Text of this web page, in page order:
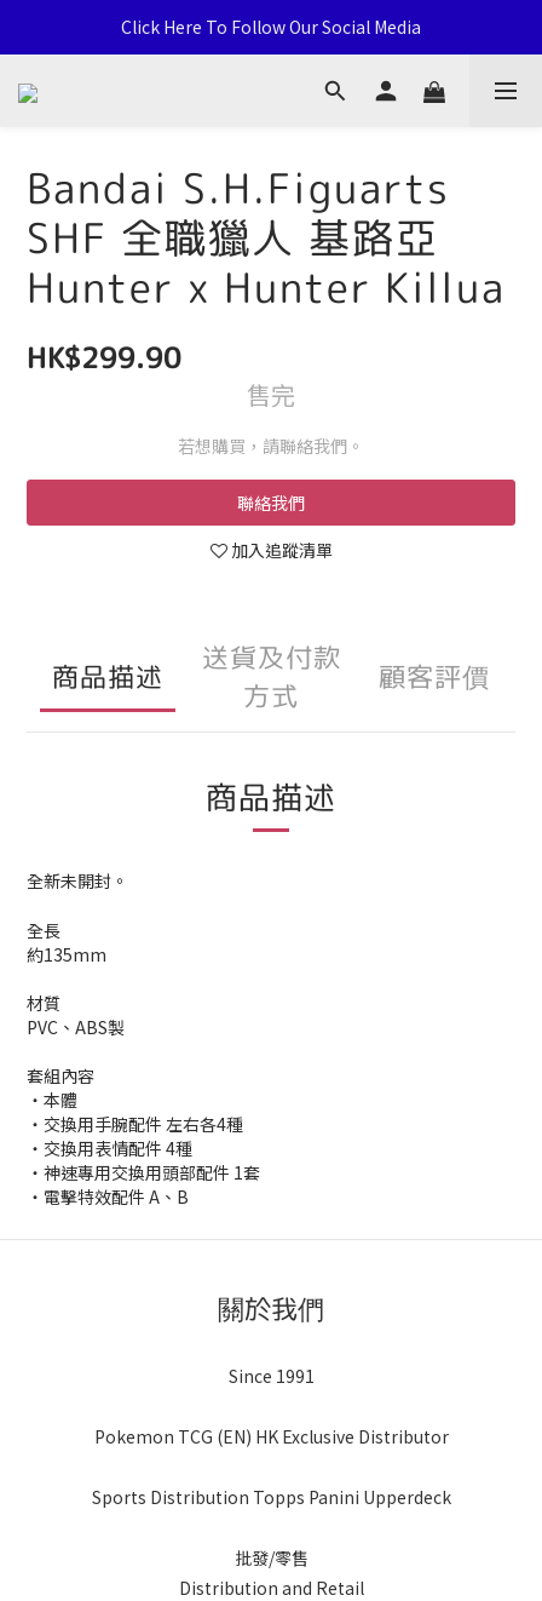
通用卡店 TCG & Sports Card 批發/零售 Distribution and Retail
Click Here To Follow Our Social Media
荃灣西樓角路138-168號 荃豐中心地下A59號舖
Bandai S.H.Figuarts
SHF 全職獵人 基路亞
Hunter x Hunter Killua
HK$299.90
售完
若想購買，請聯絡我們。
聯絡我們
加入追蹤清單
商品描述
送貨及付款
方式
顧客評價
商品描述
全新未開封。
全長
約135mm
材質
PVC、ABS製
套組內容
・本體
・交換用手腕配件 左右各4種
・交換用表情配件 4種
・神速專用交換用頭部配件 1套
・電擊特效配件 A、B
關於我們
Since 1991
Pokemon TCG (EN) HK Exclusive Distributor
Sports Distribution Topps Panini Upperdeck
批發/零售
Distribution and Retail